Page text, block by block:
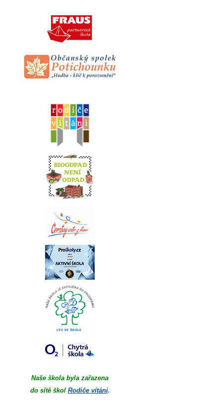
Naše škola byla zařazena
do sítě škol Rodiče vítáni.